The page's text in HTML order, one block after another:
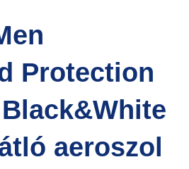
Protection
aeroszol